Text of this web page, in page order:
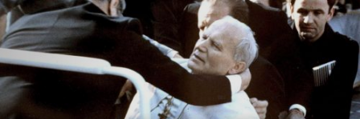
Między Ziemią a